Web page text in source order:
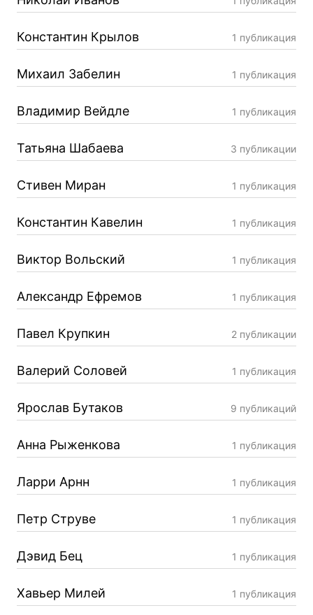
Константин Крылов 1 публикация
Михаил Забелин 1 публикация
Владимир Вейдле 1 публикация
Татьяна Шабаева 3 публикации
Стивен Миран 1 публикация
Константин Кавелин 1 публикация
Виктор Вольский 1 публикация
Александр Ефремов 1 публикация
Павел Крупкин 2 публикации
Валерий Соловей 1 публикация
Ярослав Бутаков 9 публикаций
Анна Рыженкова 1 публикация
Ларри Арнн 1 публикация
Петр Струве 1 публикация
Дэвид Бец 1 публикация
Хавьер Милей 1 публикация